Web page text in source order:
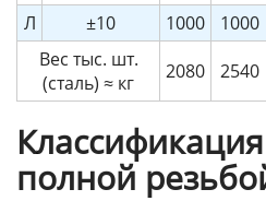
Л
±10 1000 1000
Вес тыс. шт.
(сталь) ≈ кг
2080 2540
полной